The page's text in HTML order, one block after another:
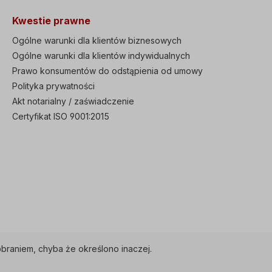
W, 0,19 A/0,12 A,
min, 52 m3/h3x
60 Hz, 40 W,
3500 obr/min, 52
RAL5010, długość
185 mm, Ø
136 mm Aby
wentylator
należy zdjąć
Zgodność z globalnymi
normami CE, UL, cUL Proszę
używać Heavy Duty 150%
przez 1 min lub Normal Duty
podczas postoju lub obrotu
automatycznie wyświetlanym
czasem wymiany Sekwencje
Kwestie prawne
Ogólne warunki dla klientów biznesowych
Ogólne warunki dla klientów indywidualnych
Prawo konsumentów do odstąpienia od umowy
Polityka prywatności
Akt notarialny / zaświadczenie
Certyfikat ISO 9001:2015
chyba że określono inaczej.